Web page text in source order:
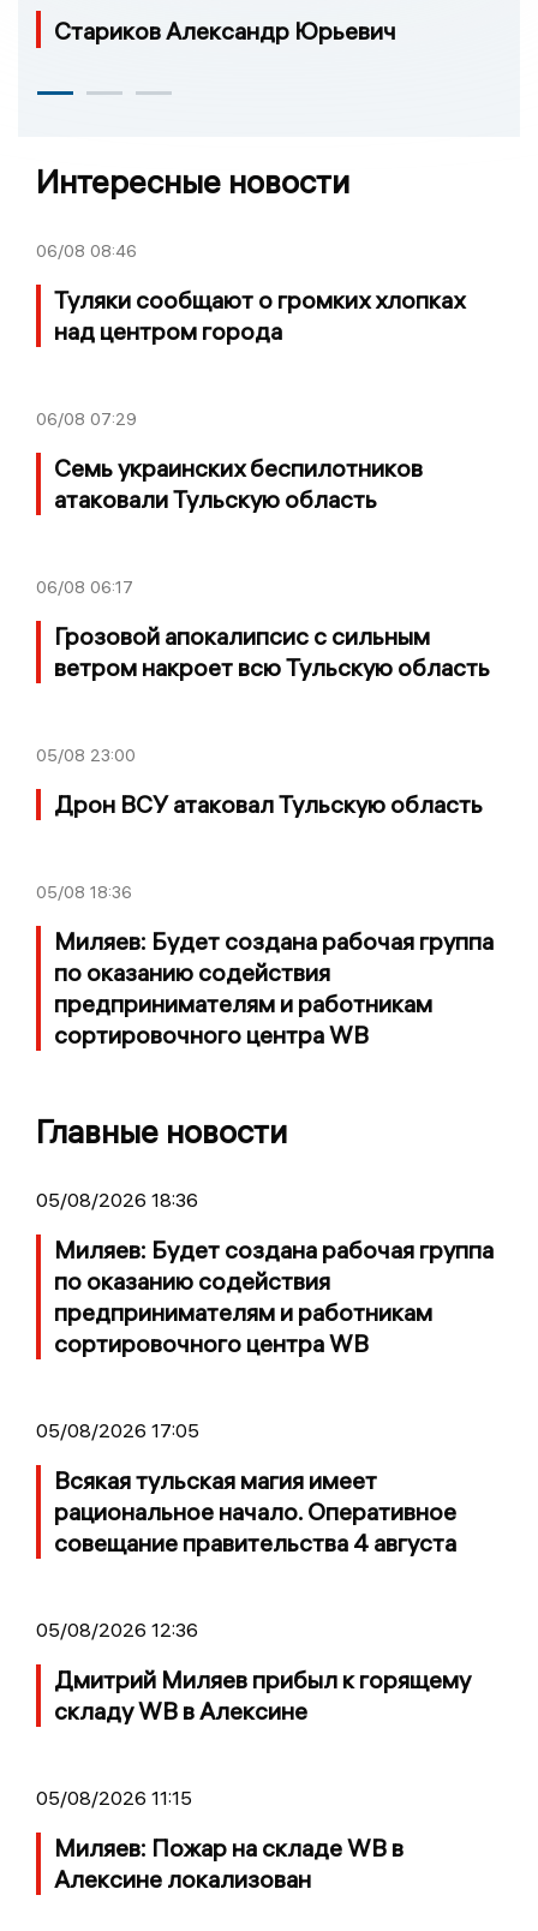
Стариков Александр Юрьевич
Интересные новости
06/08 08:46
Туляки сообщают о громких хлопках
над центром города
06/08 07:29
Семь украинских беспилотников
атаковали Тульскую область
06/08 06:17
Грозовой апокалипсис с сильным
ветром накроет всю Тульскую область
05/08 23:00
Дрон ВСУ атаковал Тульскую область
05/08 18:36
Миляев: Будет создана рабочая группа
по оказанию содействия
предпринимателям и работникам
сортировочного центра WB
Главные новости
05/08/2026 18:36
Миляев: Будет создана рабочая группа
по оказанию содействия
предпринимателям и работникам
сортировочного центра WB
05/08/2026 17:05
Всякая тульская магия имеет
рациональное начало. Оперативное
совещание правительства 4 августа
05/08/2026 12:36
Дмитрий Миляев прибыл к горящему
складу WB в Алексине
05/08/2026 11:15
Миляев: Пожар на складе WB в
Алексине локализован